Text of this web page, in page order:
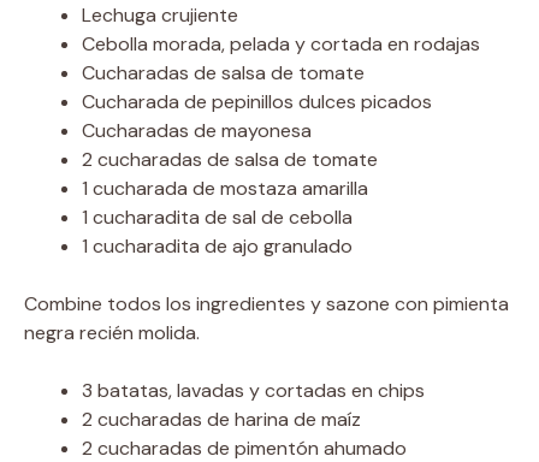
Lechuga crujiente
Cebolla morada, pelada y cortada en rodajas
Cucharadas de salsa de tomate
Cucharada de pepinillos dulces picados
Cucharadas de mayonesa
2 cucharadas de salsa de tomate
1 cucharada de mostaza amarilla
1 cucharadita de sal de cebolla
1 cucharadita de ajo granulado
Combine todos los ingredientes y sazone con pimienta
negra recién molida.
3 batatas, lavadas y cortadas en chips
2 cucharadas de harina de maíz
2 cucharadas de pimentón ahumado